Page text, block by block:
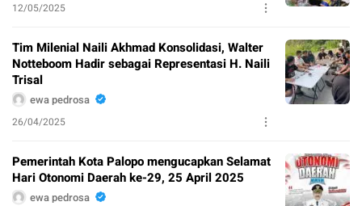
12/05/2025
Tim Milenial Naili Akhmad Konsolidasi, Walter
Notteboom Hadir sebagai Representasi H. Naili
Trisal
ewa pedrosa
26/04/2025
Pemerintah Kota Palopo mengucapkan Selamat
Hari Otonomi Daerah ke-29, 25 April 2025
ewa pedrosa